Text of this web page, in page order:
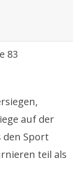
auf der
den Sport
teil als